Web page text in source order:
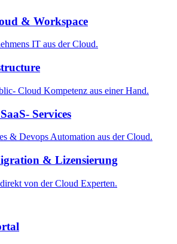
& Workspace
IT aus der Cloud.
Cloud Kompetenz aus einer Hand.
Services
& Devops Automation aus der Cloud.
& Lizensierung
von der Cloud Experten.